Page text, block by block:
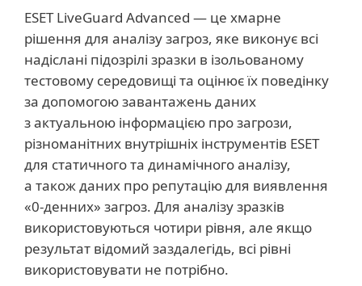
ESET LiveGuard Advanced — це хмарне
рішення для аналізу загроз, яке виконує всі
надіслані підозрілі зразки в ізольованому
тестовому середовищі та оцінює їх поведінку
за допомогою завантажень даних
з актуальною інформацією про загрози,
різноманітних внутрішніх інструментів ESET
для статичного та динамічного аналізу,
а також даних про репутацію для виявлення
«0-денних» загроз. Для аналізу зразків
використовуються чотири рівня, але якщо
результат відомий заздалегідь, всі рівні
використовувати не потрібно.